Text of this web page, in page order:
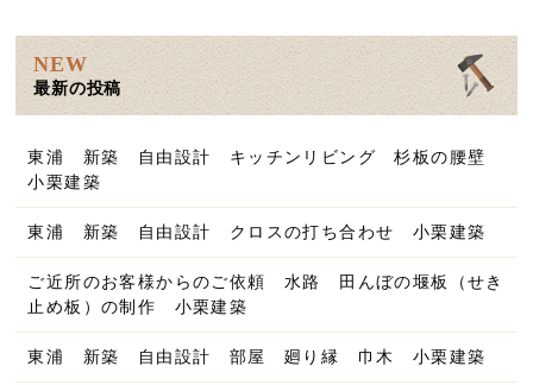
NEW
最新の投稿
東浦 新築 自由設計 キッチンリビング 杉板の腰壁
小栗建築
東浦 新築 自由設計 クロスの打ち合わせ 小栗建築
ご近所のお客様からのご依頼 水路 田んぼの堰板（せき
止め板）の制作 小栗建築
東浦 新築 自由設計 部屋 廻り縁 巾木 小栗建築